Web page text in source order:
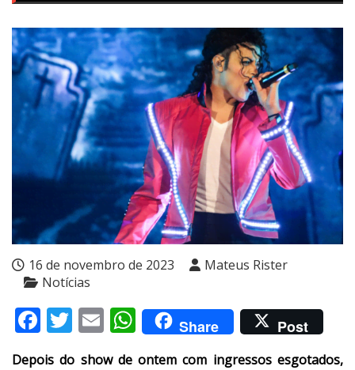
16 de novembro de 2023
Mateus Rister
Notícias
Facebook
Twitter
EmailWhatsApp
Share Post
Depois do show de ontem com ingressos esgotados,